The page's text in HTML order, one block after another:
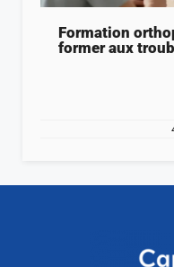
Formation
former aux